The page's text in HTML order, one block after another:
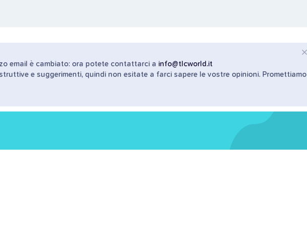
email è cambiato: ora potete contattarci a info@tlcworld.it
e suggerimenti, quindi non esitate a farci sapere le vostre opinioni. Promettiamo